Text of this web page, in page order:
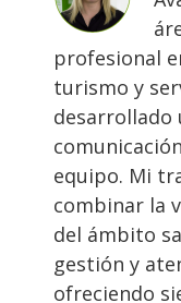
profesional
turismo y
desarrollado
equipo. Mi
combinar la
del ámbito
gestión y
ofreciendo